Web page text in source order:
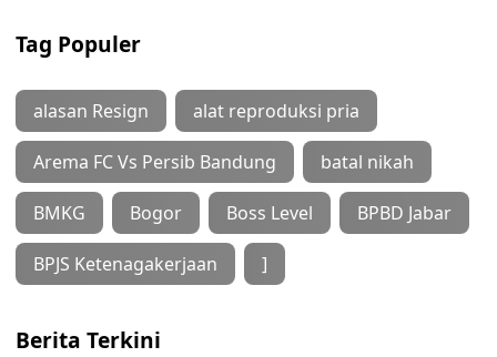
Tag Populer
alasan Resign alat reproduksi pria
Arema FC Vs Persib Bandung batal nikah
BMKG Bogor Boss Level BPBD Jabar
BPJS Ketenagakerjaan ]
Berita Terkini